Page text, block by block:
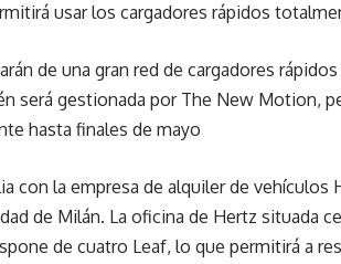
usar los cargadores rápidos
de una gran red de cargadores
será gestionada por The New Motion,
hasta finales de mayo
con la empresa de alquiler de vehículos
de Milán. La oficina de Hertz situada
de cuatro Leaf, lo que permitirá a